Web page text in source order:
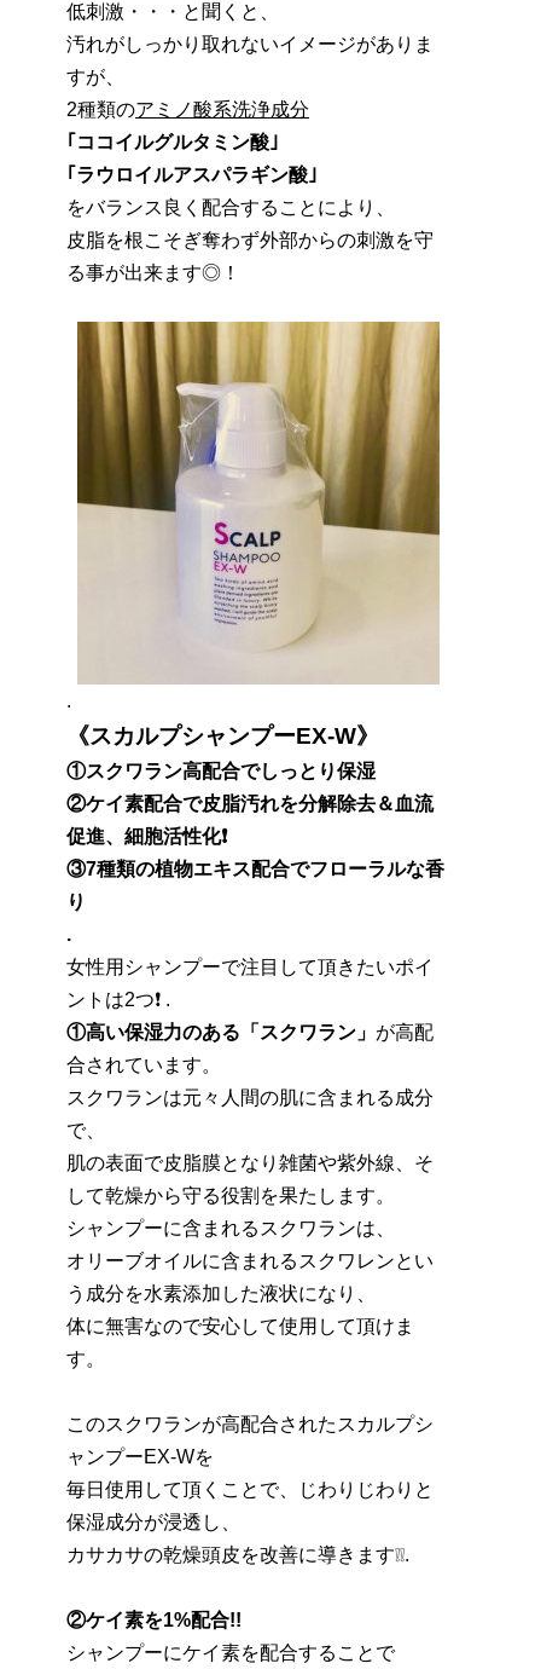
低刺激・・・と聞くと、
汚れがしっかり取れないイメージがありま
すが、
2種類のアミノ酸系洗浄成分
｢ココイルグルタミン酸｣
｢ラウロイルアスパラギン酸｣
をバランス良く配合することにより、
皮脂を根こそぎ奪わず外部からの刺激を守
る事が出来ます◎！
.
《スカルプシャンプーEX-W》
①スクワラン高配合でしっとり保湿
②ケイ素配合で皮脂汚れを分解除去＆血流
促進、細胞活性化❗️
③7種類の植物エキス配合でフローラルな香
り
.
女性用シャンプーで注目して頂きたいポイ
ントは2つ❗️ .
①高い保湿力のある「スクワラン」 が高配
合されています。
スクワランは元々人間の肌に含まれる成分
で、
肌の表面で皮脂膜となり雑菌や紫外線、そ
して乾燥から守る役割を果たします。
シャンプーに含まれるスクワランは、
オリーブオイルに含まれるスクワレンとい
う成分を水素添加した液状になり、
体に無害なので安心して使用して頂けま
す。
このスクワランが高配合されたスカルプシ
ャンプーEX-Wを
毎日使用して頂くことで、じわりじわりと
保湿成分が浸透し、
カサカサの乾燥頭皮を改善に導きます❕❕.
②ケイ素を1%配合!!
シャンプーにケイ素を配合することで